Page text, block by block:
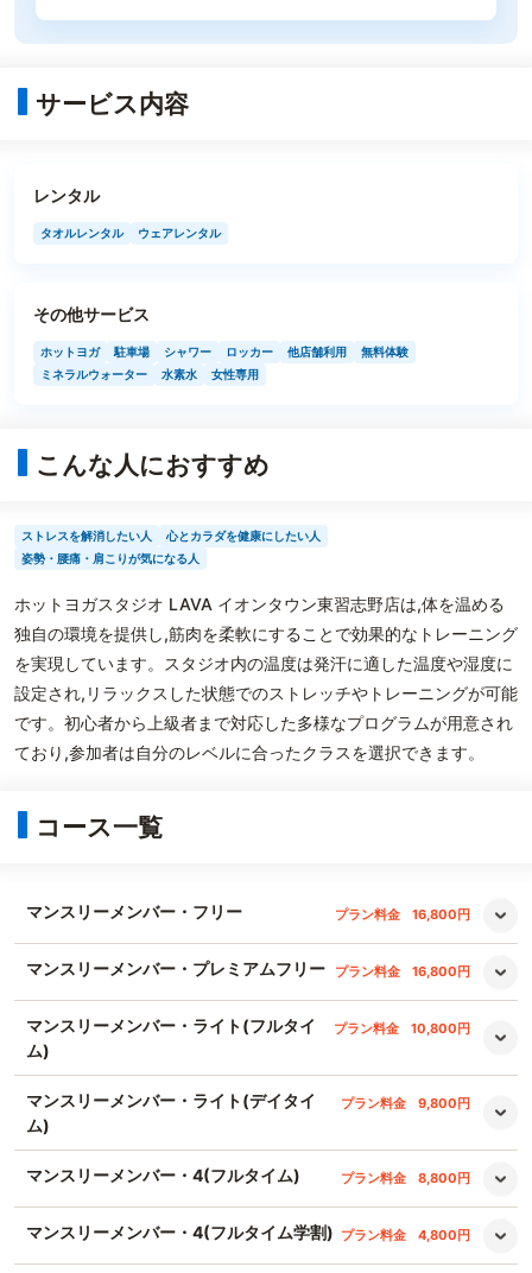
サービス内容
レンタル
タオルレンタル ウェアレンタル
その他サービス
ホットヨガ 駐車場 シャワー ロッカー 他店舗利用
無料体験
ミネラルウォーター
水素水 女性専用
こんな人におすすめ
ストレスを解消したい人
心とカラダを健康にしたい人
姿勢・腰痛・肩こりが気になる人
ホットヨガスタジオ LAVA イオンタウン東習志野店は,体を温める
独自の環境を提供し,筋肉を柔軟にすることで効果的なトレーニング
を実現しています。スタジオ内の温度は発汗に適した温度や湿度に
設定され,リラックスした状態でのストレッチやトレーニングが可能
です。初心者から上級者まで対応した多様なプログラムが用意され
ており,参加者は自分のレベルに合ったクラスを選択できます。
コース一覧
マンスリーメンバー・フリー プラン料金 16,800円
マンスリーメンバー・プレミアムフリー プラン料金 16,800円
マンスリーメンバー・ライト(フルタイ
ム)
プラン料金 10,800円
マンスリーメンバー・ライト(デイタイ
ム)
プラン料金 9,800円
マンスリーメンバー・4(フルタイム) プラン料金 8,800円
マンスリーメンバー・4(フルタイム学割) プラン料金 4,800円